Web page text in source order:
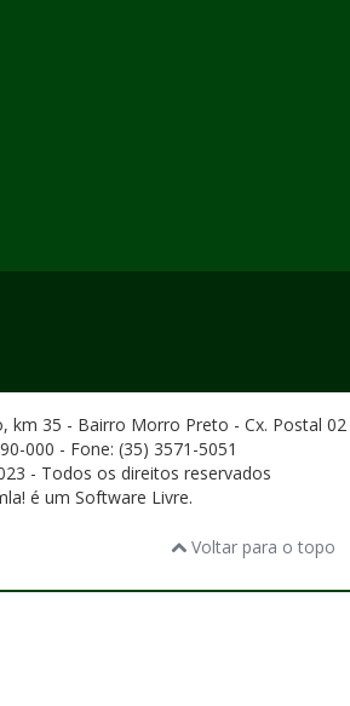
km 35 - Bairro Morro Preto - Cx. Postal 02
000 - Fone: (35) 3571-5051
- Todos os direitos reservados
é um Software Livre.
Voltar para o topo